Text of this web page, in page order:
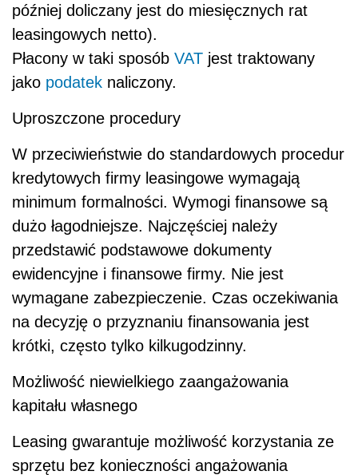
później doliczany jest do miesięcznych rat
leasingowych netto).
Płacony w taki sposób VAT jest traktowany
jako podatek naliczony.
Uproszczone procedury
W przeciwieństwie do standardowych procedur
kredytowych firmy leasingowe wymagają
minimum formalności. Wymogi finansowe są
dużo łagodniejsze. Najczęściej należy
przedstawić podstawowe dokumenty
ewidencyjne i finansowe firmy. Nie jest
wymagane zabezpieczenie. Czas oczekiwania
na decyzję o przyznaniu finansowania jest
krótki, często tylko kilkugodzinny.
Możliwość niewielkiego zaangażowania
kapitału własnego
Leasing gwarantuje możliwość korzystania ze
sprzętu bez konieczności angażowania